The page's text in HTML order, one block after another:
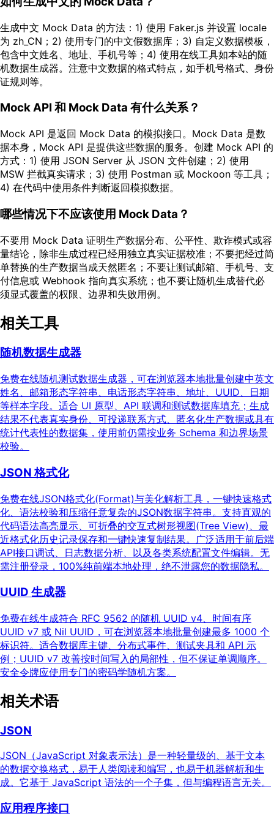
生成中文 Mock Data 的方法：1) 使用 Faker.js 并设置 locale
为 zh_CN；2) 使用专门的中文假数据库；3) 自定义数据模板，
包含中文姓名、地址、手机号等；4) 使用在线工具如本站的随
机数据生成器。注意中文数据的格式特点，如手机号格式、身份
证规则等。
Mock API 和 Mock Data 有什么关系？
Mock API 是返回 Mock Data 的模拟接口。Mock Data 是数
据本身，Mock API 是提供这些数据的服务。创建 Mock API 的
方式：1) 使用 JSON Server 从 JSON 文件创建；2) 使用
MSW 拦截真实请求；3) 使用 Postman 或 Mockoon 等工具；
4) 在代码中使用条件判断返回模拟数据。
哪些情况下不应该使用 Mock Data？
不要用 Mock Data 证明生产数据分布、公平性、欺诈模式或容
量结论，除非生成过程已经用独立真实证据校准；不要把经过简
单替换的生产数据当成天然匿名；不要让测试邮箱、手机号、支
付信息或 Webhook 指向真实系统；也不要让随机生成替代必
须显式覆盖的权限、边界和失败用例。
相关工具
随机数据生成器
免费在线随机测试数据生成器，可在浏览器本地批量创建中英文
姓名、邮箱形态字符串、电话形态字符串、地址、UUID、日期
等样本字段。适合 UI 原型、API 联调和测试数据库填充；生成
结果不代表真实身份、可投递联系方式、匿名化生产数据或具有
统计代表性的数据集，使用前仍需按业务 Schema 和边界场景
校验。
JSON 格式化
免费在线JSON格式化(Format)与美化解析工具，一键快速格式
化、语法校验和压缩任意复杂的JSON数据字符串。支持直观的
代码语法高亮显示、可折叠的交互式树形视图(Tree View)、最
近格式化历史记录保存和一键快速复制结果。广泛适用于前后端
API接口调试、日志数据分析、以及各类系统配置文件编辑。无
需注册登录，100%纯前端本地处理，绝不泄露您的数据隐私。
UUID 生成器
免费在线生成符合 RFC 9562 的随机 UUID v4、时间有序
UUID v7 或 Nil UUID，可在浏览器本地批量创建最多 1000 个
标识符。适合数据库主键、分布式事件、测试夹具和 API 示
例；UUID v7 改善按时间写入的局部性，但不保证单调顺序。
安全令牌应使用专门的密码学随机方案。
相关术语
JSON
JSON（JavaScript 对象表示法）是一种轻量级的、基于文本
的数据交换格式，易于人类阅读和编写，也易于机器解析和生
成。它基于 JavaScript 语法的一个子集，但与编程语言无关。
应用程序接口